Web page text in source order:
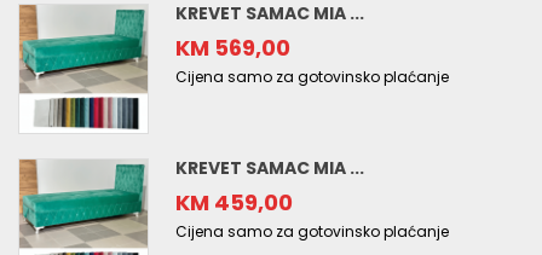
KREVET SAMAC MIA ...
KM 569,00
Cijena samo za gotovinsko plaćanje
KREVET SAMAC MIA ...
KM 459,00
Cijena samo za gotovinsko plaćanje